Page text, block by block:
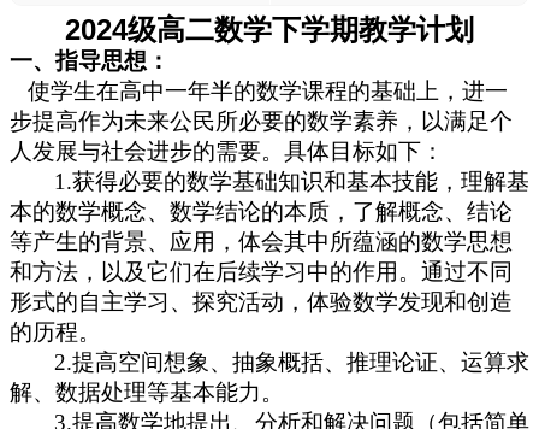
2024级高二数学下学期教学计划
一、指导思想：
使学生在高中一年半的数学课程的基础上，进一
步提高作为未来公民所必要的数学素养，以满足个
人发展与社会进步的需要。具体目标如下 ：
1.获得必要的数学基础知识和基本技能，理解基
本的数学概念、数学结论的本质，了解概念、结论
等产生的背景、应用，体会其中所蕴涵的数学思想
和方法，以及它们在后续学习中的作用。通过不同
形式的自主学习、探究活动，体验数学发现和创造
的历程。
2.提高空间想象、抽象概括、推理论证、运算求
解、数据处理等基本能力。
3.提高数学地提出、分析和解决问题（包括简单
信息公开
 教学教研
 最新公告
 校园新闻
 科学技术实验校